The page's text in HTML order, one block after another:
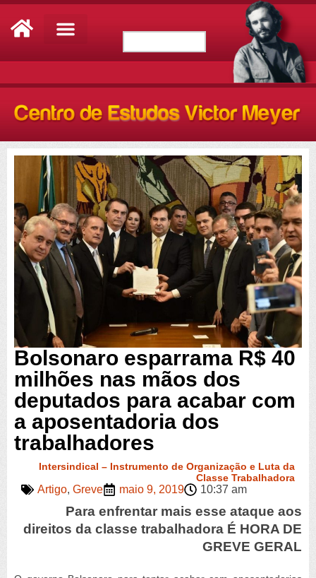
Bolsonaro esparrama R$ 40
milhões nas mãos dos
deputados para acabar com
a aposentadoria dos
trabalhadores
Intersindical – Instrumento de Organização e Luta da
Classe Trabalhadora
Artigo, Greve maio 9, 2019 10:37 am
Para enfrentar mais esse ataque aos
direitos da classe trabalhadora É HORA DE
GREVE GERAL